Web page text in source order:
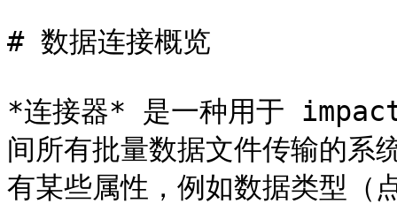
# 数据连接概览
*连接器* 是一种用于
间所有批量数据文件传输的系
有某些属性，例如数据类型（